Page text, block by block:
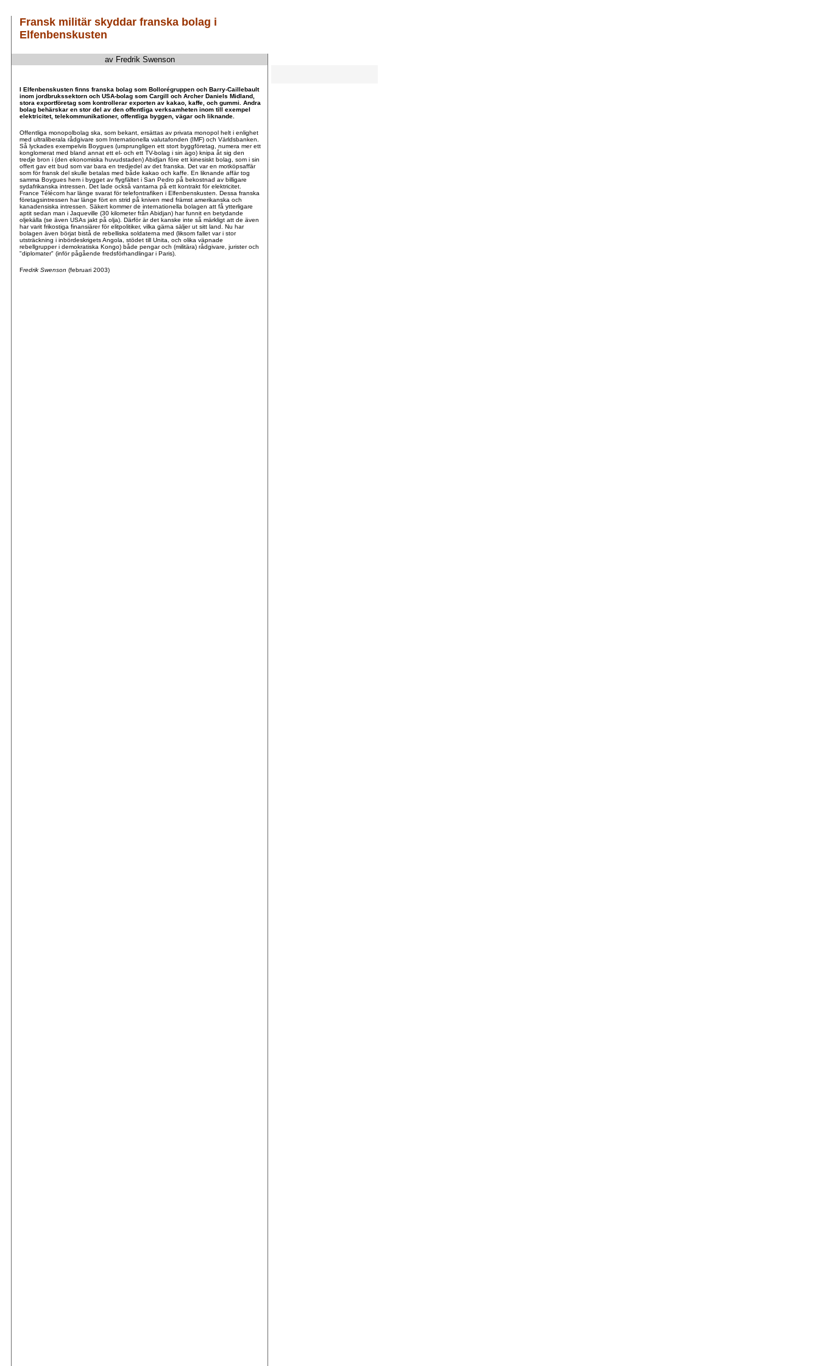
Fransk militär skyddar franska bolag i
Elfenbenskusten
av Fredrik Swenson
I Elfenbenskusten finns franska bolag som Bollorégruppen och Barry-Caillebault
inom jordbrukssektorn och USA-bolag som Cargill och Archer Daniels Midland,
stora exportföretag som kontrollerar exporten av kakao, kaffe, och gummi. Andra
bolag behärskar en stor del av den offentliga verksamheten inom till exempel
elektricitet, telekommunikationer, offentliga byggen, vägar och liknande.
Offentliga monopolbolag ska, som bekant, ersättas av privata monopol helt i enlighet
med ultraliberala rådgivare som Internationella valutafonden (IMF) och Världsbanken.
Så lyckades exempelvis Boygues (ursprungligen ett stort byggföretag, numera mer ett
konglomerat med bland annat ett el- och ett TV-bolag i sin ägo) knipa åt sig den
tredje bron i (den ekonomiska huvudstaden) Abidjan före ett kinesiskt bolag, som i sin
offert gav ett bud som var bara en tredjedel av det franska. Det var en motköpsaffär
som för fransk del skulle betalas med både kakao och kaffe. En liknande affär tog
samma Boygues hem i bygget av flygfältet i San Pedro på bekostnad av billigare
sydafrikanska intressen. Det lade också vantarna på ett kontrakt för elektricitet.
France Télécom har länge svarat för telefontrafiken i Elfenbenskusten. Dessa franska
företagsintressen har länge fört en strid på kniven med främst amerikanska och
kanadensiska intressen. Säkert kommer de internationella bolagen att få ytterligare
aptit sedan man i Jaqueville (30 kilometer från Abidjan) har funnit en betydande
oljekälla (se även USAs jakt på olja). Därför är det kanske inte så märkligt att de även
har varit frikostiga finansiärer för elitpolitiker, vilka gärna säljer ut sitt land. Nu har
bolagen även börjat bistå de rebelliska soldaterna med (liksom fallet var i stor
utsträckning i inbördeskrigets Angola, stödet till Unita, och olika väpnade
rebellgrupper i demokratiska Kongo) både pengar och (militära) rådgivare, jurister och
"diplomater" (inför pågående fredsförhandlingar i Paris).
Fredrik Swenson (februari 2003)